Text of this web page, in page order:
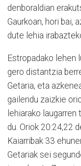
denboraldian
Gaurkoan, hori bai,
dute lehia
Estropadako lehen
gero distantzia
Getaria, eta
gailendu zaizkie
lehiarako
du. Oriok 20:24,22
Kaiarribak 33
Getariak sei